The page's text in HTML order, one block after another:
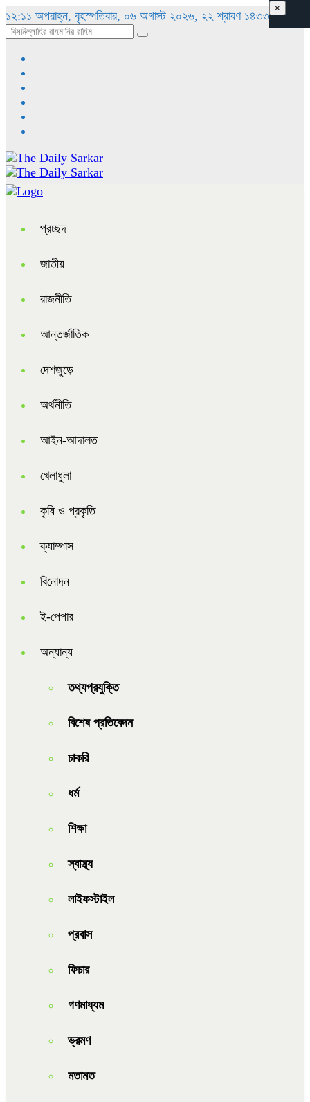
১২:১১ অপরাহ্ন, বৃহস্পতিবার, ০৬ অগাস্ট ২০২৬, ২২ শ্রাবণ ১৪৩৩ বঙ্গাব্দ
প্রচ্ছদ
জাতীয়
রাজনীতি
আন্তর্জাতিক
দেশজুড়ে
অর্থনীতি
আইন-আদালত
খেলাধুলা
কৃষি ও প্রকৃতি
ক্যাম্পাস
বিনোদন
ই-পেপার
অন্যান্য
তথ্যপ্রযুক্তি
বিশেষ প্রতিবেদন
চাকরি
ধর্ম
শিক্ষা
স্বাস্থ্য
লাইফস্টাইল
প্রবাস
ফিচার
গণমাধ্যম
ভ্রমণ
মতামত
×